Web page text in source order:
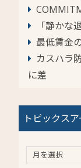
「静かな
最低賃金
カスハラ
に差
トピックス